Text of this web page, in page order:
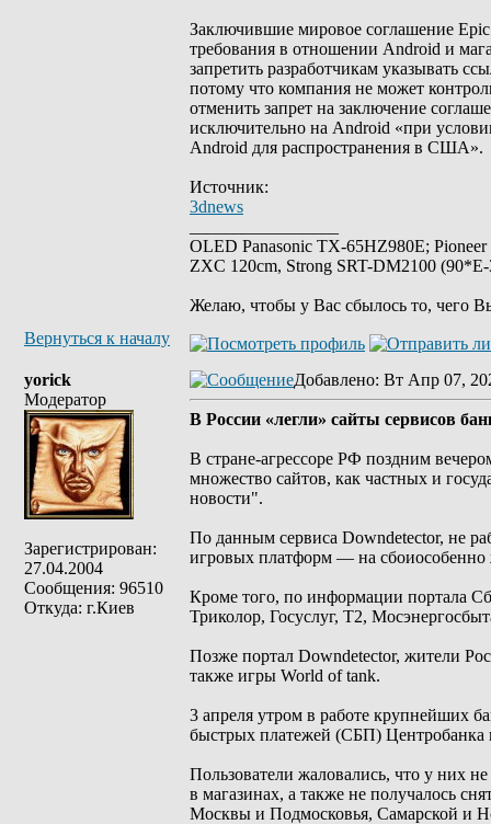
Заключившие мировое соглашение
требования в отношении Android и
запретить разработчикам указывать
потому что компания не может
отменить запрет на заключение
исключительно на Android «при
Android для распространения в США».
Источник:
3dnews
OLED Panasonic TX-65HZ980E;
ZXC 120cm, Strong SRT-DM2100
Желаю, чтобы у Вас сбылось то, чего
Вернуться к началу
yorick
Модератор
Зарегистрирован:
27.04.2004
Сообщения: 96510
Откуда: г.Киев
Добавлено: Вт Апр 07,
В России «легли» сайты сервисов
В стране-агрессоре РФ поздним
множество сайтов, как частных и
новости".
По данным сервиса Downdetector, не
игровых платформ — на
Кроме того, по информации портала
Триколор, Госуслуг, T2,
Позже портал Downdetector, жители
также игры World of tank.
3 апреля утром в работе крупнейших
быстрых платежей (СБП)
Пользователи жаловались, что у них
в магазинах, а также не получалось
Москвы и Подмосковья, Самарской и